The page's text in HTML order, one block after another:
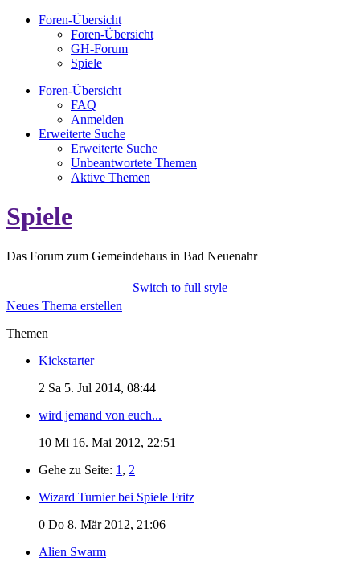
Foren-Übersicht
Foren-Übersicht
GH-Forum
Spiele
Foren-Übersicht
FAQ
Anmelden
Erweiterte Suche
Erweiterte Suche
Unbeantwortete Themen
Aktive Themen
Spiele
Das Forum zum Gemeindehaus in Bad Neuenahr
Switch to full style
Neues Thema erstellen
Themen
Kickstarter
2 Sa 5. Jul 2014, 08:44
wird jemand von euch...
10 Mi 16. Mai 2012, 22:51
Gehe zu Seite: 1 , 2
Wizard Turnier bei Spiele Fritz
0 Do 8. Mär 2012, 21:06
Alien Swarm